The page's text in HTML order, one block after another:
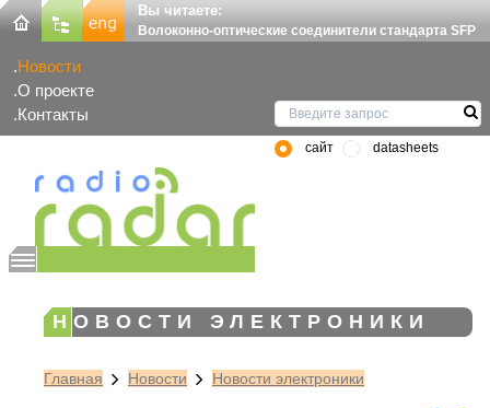
Вы читаете:
Волоконно-оптические соединители стандарта SFP
Новости
О проекте
Контакты
сайт datasheets
НОВОСТИ ЭЛЕКТРОНИКИ
Главная Новости Новости электроники